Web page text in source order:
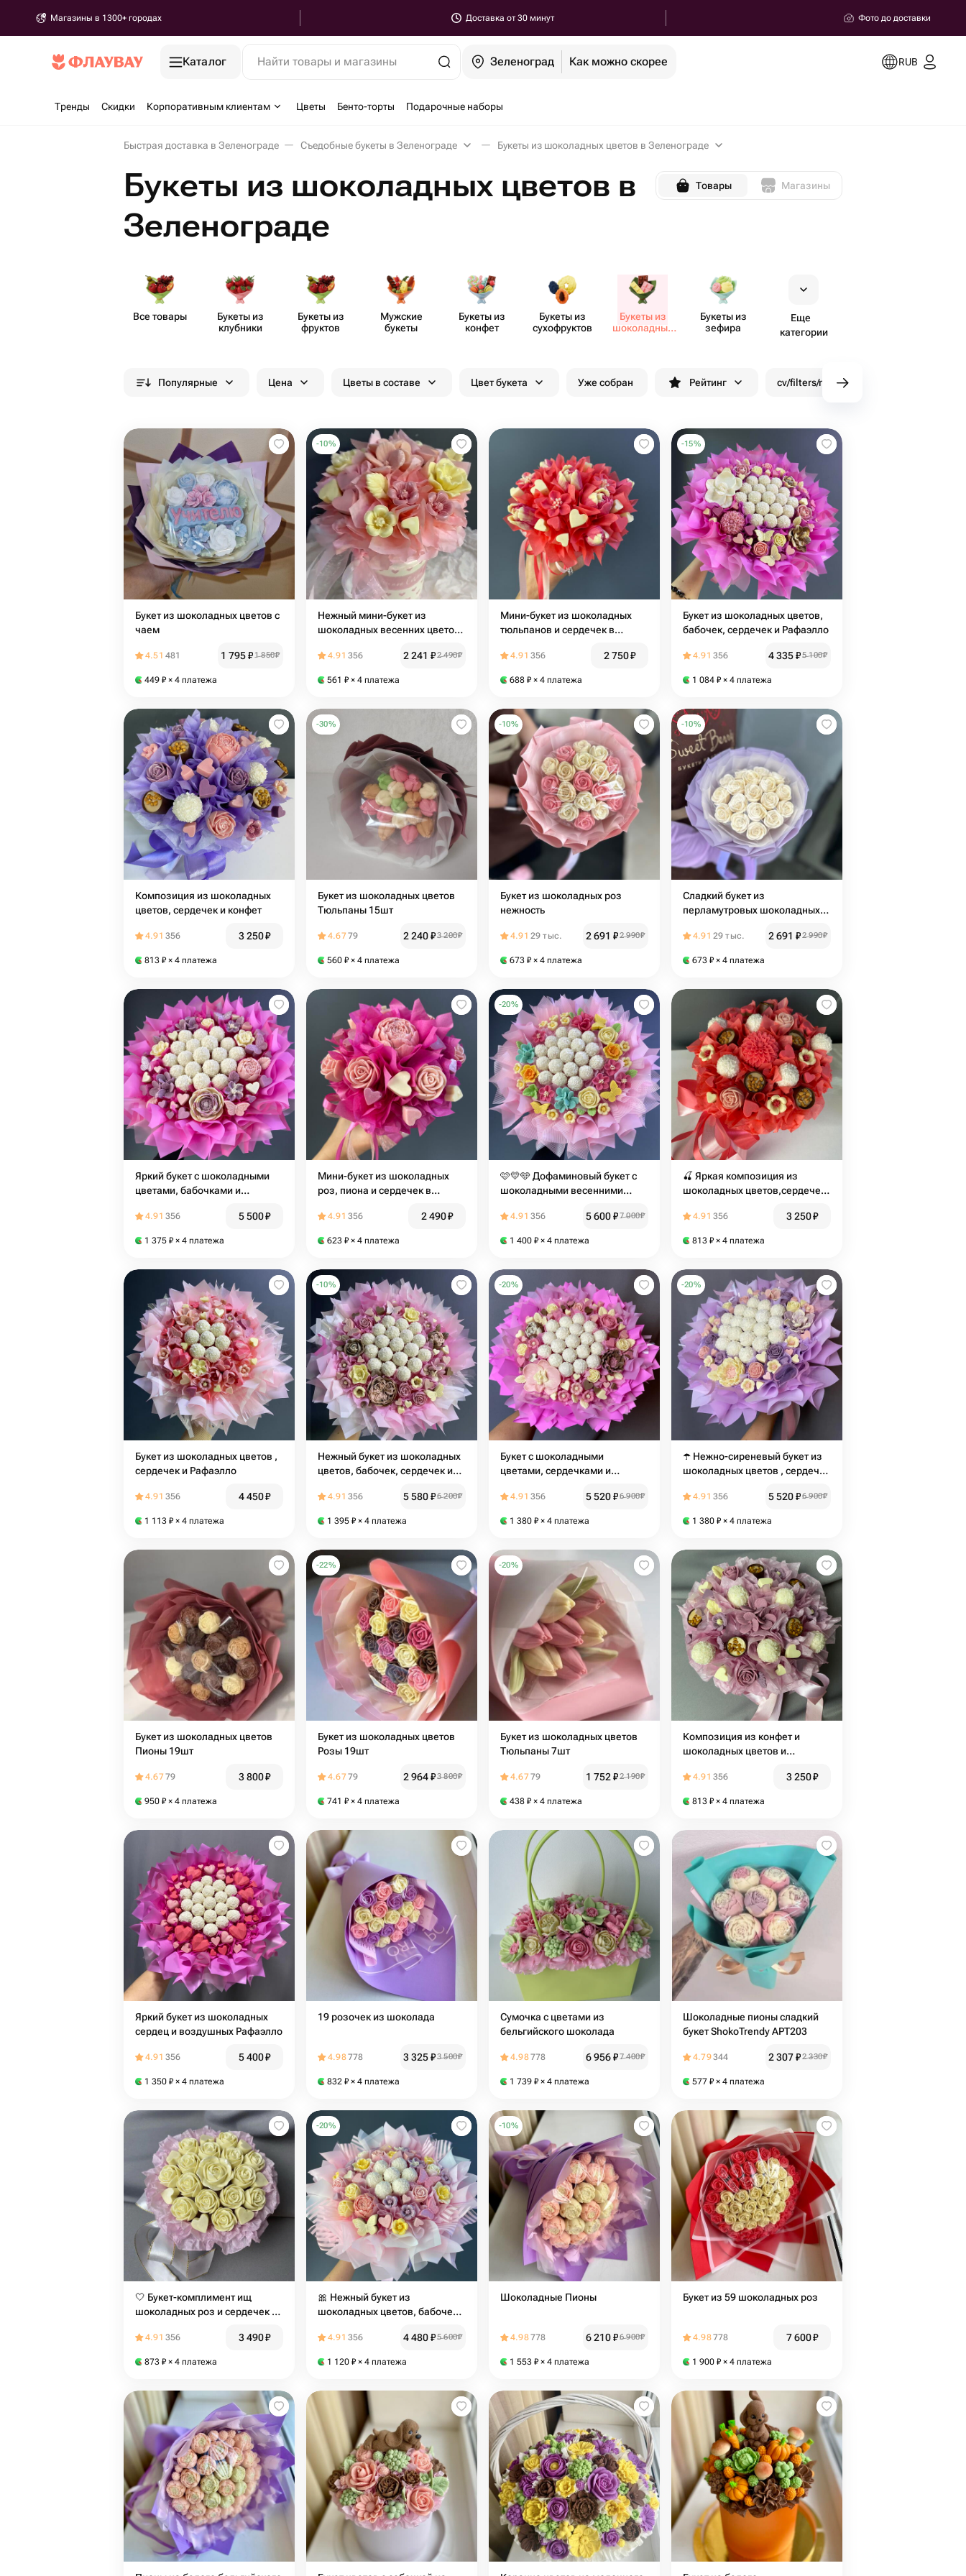
Магазины в 1300+ городах Доставка от 30 минут Фото до доставки
Каталог Найти товары и магазины Зеленоград Как можно скорее RUB
Тренды Скидки Корпоративным клиентам Цветы Бенто-торты Подарочные наборы
Быстрая доставка в Зеленограде Съедобные букеты в Зеленограде Букеты из шоколадных цветов в Зеленограде
Букеты из шоколадных цветов в
Зеленограде
Товары Магазины
Все товары
Букеты из
клубники
Букеты из
фруктов
Мужские
букеты
Букеты из
конфет
Букеты из
сухоф​руктов
Букеты из
шоко​ладных
Букеты из
зефира
Еще
категории
Популярные Цена Цветы в составе Цвет букета Уже собран Рейтинг cv/filters/name_fast_delivery
Букет из шоколадных цветов с
чаем
4.51 481 1 795₽1 850₽
449 ₽ × 4 платежа
-10%
Нежный мини-букет из
шоколадных весенних цветов
4.91 356 2 241 ₽2 490₽
561 ₽ × 4 платежа
Мини-букет из шоколадных
тюльпанов и сердечек в
4.91 356 2 750₽
688 ₽ × 4 платежа
-15%
Букет из шоколадных цветов,
бабочек, сердечек и Рафаэлло
4.91 356 4 335₽5 100₽
1 084 ₽ × 4 платежа
Композиция из шоколадных
цветов, сердечек и конфет
4.91 356 3 250₽
813 ₽ × 4 платежа
-30%
Букет из шоколадных цветов
Тюльпаны 15шт
4.6779 2 240₽3 200₽
560 ₽ × 4 платежа
-10%
Букет из шоколадных роз
нежность
4.91 29 тыс. 2 691 ₽2 990₽
673 ₽ × 4 платежа
-10%
Сладкий букет из
перламутровых шоколадных
4.91 29 тыс. 2 691 ₽2 990₽
673 ₽ × 4 платежа
Яркий букет с шоколадными
цветами, бабочками и
конфетами Рафаэлло в
4.91 356 5 500₽
1 375 ₽ × 4 платежа
Мини-букет из шоколадных
роз, пиона и сердечек в
4.91 356 2 490₽
623 ₽ × 4 платежа
-20%
🩷💛🩵 Дофаминовый букет с
шоколадными весенними
воздушными Рафаэлло
4.91 356 5 600₽7 000₽
1 400 ₽ × 4 платежа
🍒 Яркая композиция из
шоколадных цветов,сердечек
4.91 356 3 250₽
813 ₽ × 4 платежа
Букет из шоколадных цветов ,
сердечек и Рафаэлло
4.91 356 4 450₽
1 113 ₽ × 4 платежа
-10%
Нежный букет из шоколадных
цветов, бабочек, сердечек и
4.91 356 5 580₽6 200₽
1 395 ₽ × 4 платежа
-20%
Букет с шоколадными
цветами, сердечками и
4.91 356 5 520₽6 900₽
1 380 ₽ × 4 платежа
-20%
☂️ Нежно-сиреневый букет из
шоколадных цветов , сердечек
4.91 356 5 520₽6 900₽
1 380 ₽ × 4 платежа
Букет из шоколадных цветов
Пионы 19шт
4.6779 3 800₽
950 ₽ × 4 платежа
-22%
Букет из шоколадных цветов
Розы 19шт
4.6779 2 964₽3 800₽
741 ₽ × 4 платежа
-20%
Букет из шоколадных цветов
Тюльпаны 7шт
4.6779 1 752₽2 190₽
438 ₽ × 4 платежа
Композиция из конфет и
шоколадных цветов и
4.91 356 3 250₽
813 ₽ × 4 платежа
Яркий букет из шоколадных
сердец и воздушных Рафаэлло
4.91 356 5 400₽
1 350 ₽ × 4 платежа
19 розочек из шоколада
4.98778 3 325₽3 500₽
832 ₽ × 4 платежа
Сумочка с цветами из
бельгийского шоколада
4.98778 6 956₽7 400₽
1 739 ₽ × 4 платежа
Шоколадные пионы сладкий
букет ShokoTrendy АРТ203
4.79344 2 307₽2 330₽
577 ₽ × 4 платежа
🤍 Букет-комплимент ищ
шоколадных роз и сердечек в
4.91 356 3 490₽
873 ₽ × 4 платежа
-20%
🎀 Нежный букет из
шоколадных цветов, бабочек и
4.91 356 4 480₽5 600₽
1 120 ₽ × 4 платежа
-10%
Шоколадные Пионы
4.98778 6 210₽6 900₽
1 553 ₽ × 4 платежа
Букет из 59 шоколадных роз
4.98778 7 600₽
1 900 ₽ × 4 платежа